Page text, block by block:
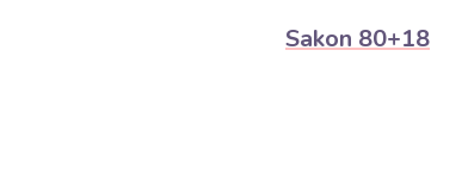
Sakon 80+18